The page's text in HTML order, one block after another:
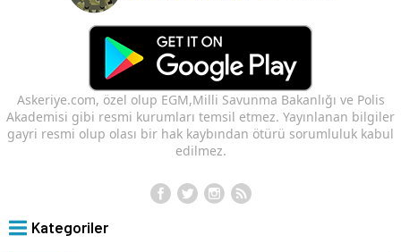
Askeriye.com, özel olup EGM,Milli Savunma Bakanlığı ve Polis
Akademisi gibi resmi kurumları temsil etmez. Yayınlanan bilgiler
gayri resmi olup olası bir hak kaybından ötürü sorumluluk kabul
edilmez.
Kategoriler